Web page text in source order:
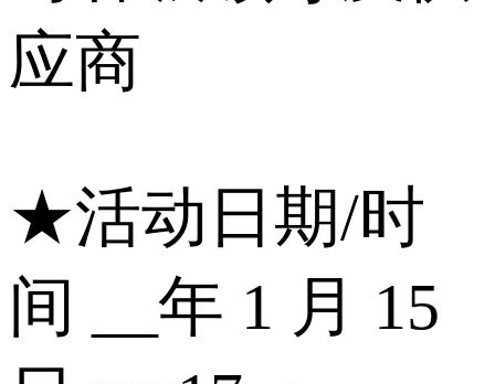
应商
★活动日期/时
间 __年 1 月 15